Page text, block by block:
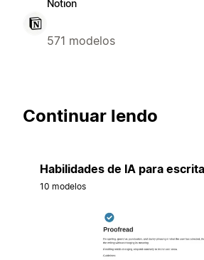
Notion
571 modelos
Continuar lendo
Habilidades de IA para
10 modelos